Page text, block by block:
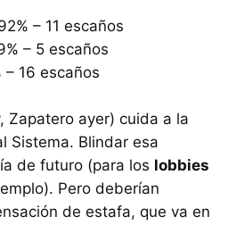
– 11 escaños
– 5 escaños
– 16 escaños
Zapatero ayer) cuida a la
Sistema. Blindar esa
de futuro (para los lobbies
Pero deberían
de estafa, que va en